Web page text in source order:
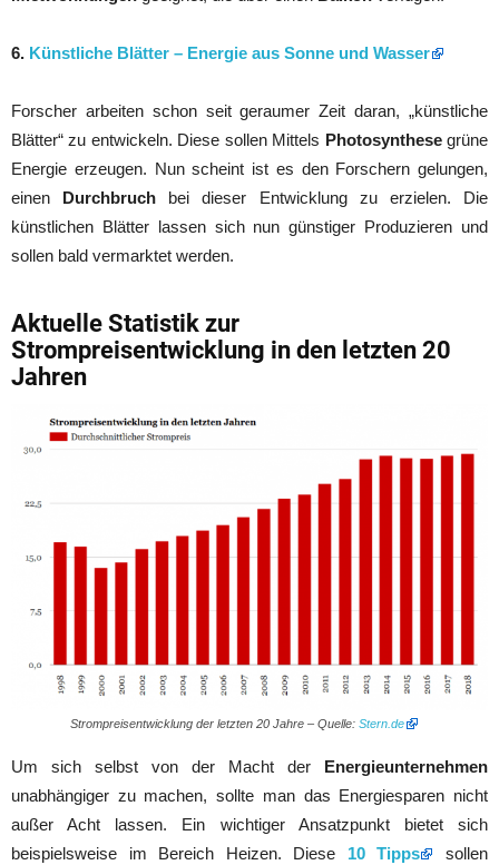
6. Künstliche Blätter – Energie aus Sonne und Wasser
Forscher arbeiten schon seit geraumer Zeit daran, „künstliche
Blätter“ zu entwickeln. Diese sollen Mittels Photosynthesegrüne
Energie erzeugen. Nun scheint ist es den Forschern gelungen,
einen Durchbruch bei dieser Entwicklung zu erzielen. Die
künstlichen Blätter lassen sich nun günstiger Produzieren und
sollen bald vermarktet werden.
Aktuelle Statistik zur
Strompreisentwicklung in den letzten 20
Jahren
Strompreisentwicklung der letzten 20 Jahre – Quelle: Stern.de
Um sich selbst von der Macht der Energieunternehmen
unabhängiger zu machen, sollte man das Energiesparen nicht
außer Acht lassen. Ein wichtiger Ansatzpunkt bietet sich
beispielsweise im Bereich Heizen. Diese 10 Tipps
sollen